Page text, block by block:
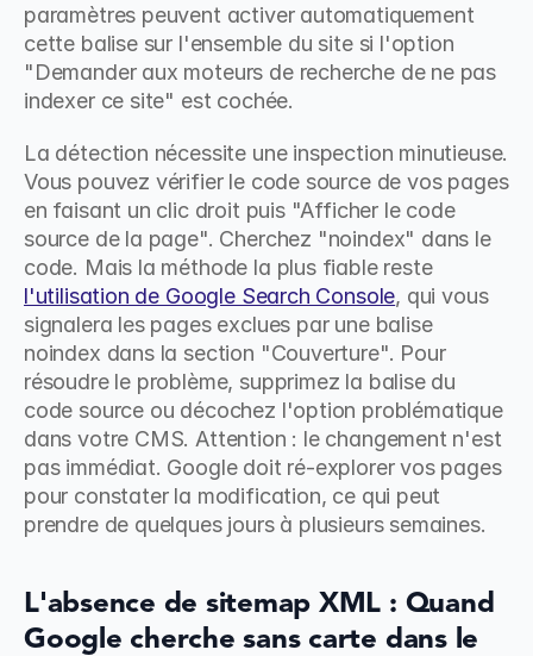
paramètres peuvent activer automatiquement
cette balise sur l'ensemble du site si l'option
"Demander aux moteurs de recherche de ne pas
indexer ce site" est cochée.
La détection nécessite une inspection minutieuse.
Vous pouvez vérifier le code source de vos pages
en faisant un clic droit puis "Afficher le code
source de la page". Cherchez "noindex" dans le
code. Mais la méthode la plus fiable reste
l'utilisation de Google Search Console, qui vous
signalera les pages exclues par une balise
noindex dans la section "Couverture". Pour
résoudre le problème, supprimez la balise du
code source ou décochez l'option problématique
dans votre CMS. Attention : le changement n'est
pas immédiat. Google doit ré-explorer vos pages
pour constater la modification, ce qui peut
prendre de quelques jours à plusieurs semaines.
L'absence de sitemap XML : Quand
Google cherche sans carte dans le